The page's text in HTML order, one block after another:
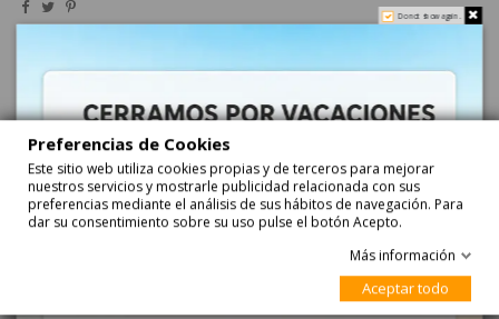
Surtido Envuelto Azucar Haribo
Descripción
TAJADA SANDIA de HARIBO 18 Bolsitas de 80gr son deliciosas gomas
en bolsitas de menos de 100gr. Se venden 18 bolsitas.
Do not show again.
Preferencias de Cookies
Este sitio web utiliza cookies propias y de terceros para mejorar
nuestros servicios y mostrarle publicidad relacionada con sus
preferencias mediante el análisis de sus hábitos de navegación. Para
dar su consentimiento sobre su uso pulse el botón Acepto.
Más información
Aceptar todo